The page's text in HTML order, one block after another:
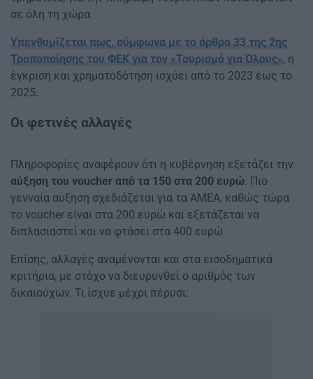
σε όλη τη χώρα.
Υπενθυμίζεται πως, σύμφωνα με το άρθρο 33 της 2ης
Τροποποίησης του ΦΕΚ για τον «Τουρισμό για Όλους», η
έγκριση και χρηματοδότηση ισχύει από το 2023 έως το
2025.
Οι φετινές αλλαγές
Πληροφορίες αναφέρουν ότι η κυβέρνηση εξετάζει την
αύξηση του voucher από τα 150 στα 200 ευρώ. Πιο
γενναία αύξηση σχεδιάζεται για τα ΑΜΕΑ, καθώς τώρα
το voucher είναι στα 200 ευρώ και εξετάζεται να
διπλασιαστεί και να φτάσει στα 400 ευρώ.
Επίσης, αλλαγές αναμένονται και στα εισοδηματικά
κριτήρια, με στόχο να διευρυνθεί ο αριθμός των
δικαιούχων. Τι ίσχυε μέχρι πέρυσι: